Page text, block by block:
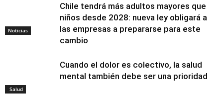
Noticias
Chile tendrá más adultos mayores que
niños desde 2028: nueva ley obligará a
las empresas a prepararse para este
cambio
Salud
Cuando el dolor es colectivo, la salud
mental también debe ser una prioridad